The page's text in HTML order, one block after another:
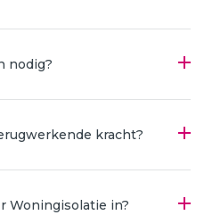
nodig?
kracht?
Woningisolatie in?